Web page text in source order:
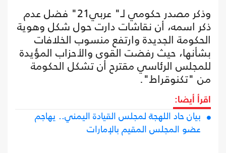
وذكر مصدر حكومي لـ" عربي21" فضل عدم
ذكر اسمه، أن نقاشات دارت حول شكل وهوية
الحكومة الجديدة وارتفع منسوب الخلافات
بشأنها، حيث رفضت القوى والأحزاب المؤيدة
للمجلس الرئاسي مقترح أن تشكل الحكومة
من "تكنوقراط".
اقرأ أيضا:
بيان حاد اللهجة لمجلس القيادة اليمني.. يهاجم
عضو المجلس المقيم بالإمارات